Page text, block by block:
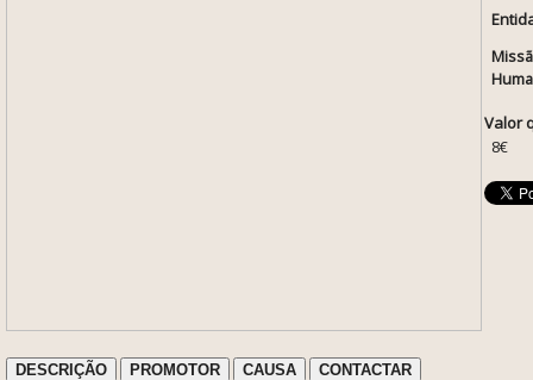
Valor
8€
DESCRIÇÃO PROMOTOR CAUSA CONTACTAR